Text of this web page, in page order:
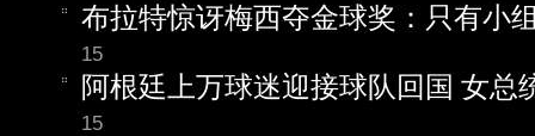
布拉特惊讶梅西夺金球奖：只有小
15
阿根廷上万球迷迎接球队回国 女总
15